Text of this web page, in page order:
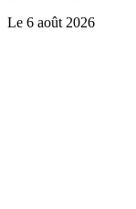
Le 6 août 2026